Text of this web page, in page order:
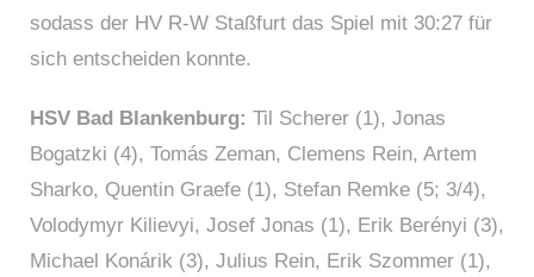
sodass der HV R-W Staßfurt das Spiel mit 30:27 für
sich entscheiden konnte.
HSV Bad Blankenburg: Til Scherer (1), Jonas
Bogatzki (4), Tomás Zeman, Clemens Rein, Artem
Sharko, Quentin Graefe (1), Stefan Remke (5; 3/4),
Volodymyr Kilievyi, Josef Jonas (1), Erik Berényi (3),
Michael Konárik (3), Julius Rein, Erik Szommer (1),